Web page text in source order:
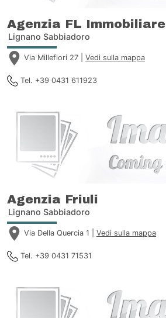
Agenzia FL Immobiliare
Lignano Sabbiadoro
Via Millefiori 27 | Vedi sulla mappa
Tel. +39 0431 611923
Agenzia Friuli
Lignano Sabbiadoro
Via Della Quercia 1 | Vedi sulla mappa
Tel. +39 0431 71531